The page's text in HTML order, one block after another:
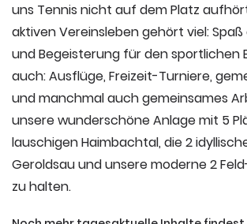
uns Tennis nicht auf dem Platz
aktiven Vereinsleben gehört viel:
und Begeisterung für den sportlichen
auch: Ausflüge, Freizeit-Turniere,
und manchmal auch gemeinsames
unsere wunderschöne Anlage mit 5
lauschigen Haimbachtal, die 2
Geroldsau und unsere moderne 2
zu halten.